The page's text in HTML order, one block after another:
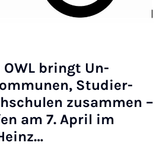
bringt Un­
Stud­i­er­
zusam­men –
am 7. April im